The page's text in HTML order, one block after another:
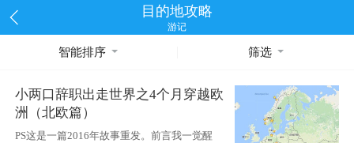
目的地攻略
游记
智能排序 筛选
小两口辞职出走世界之4个月穿越欧
洲（北欧篇）
PS这是一篇2016年故事重发。前言我一觉醒